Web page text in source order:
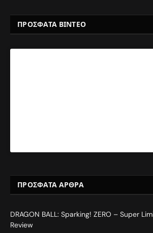
ΠΡΟΣΦΑΤΑ ΒΙΝΤΕΟ
ΠΡΌΣΦΑΤΑ ΆΡΘΡΑ
DRAGON BALL: Sparking! ZERO – Super
Review